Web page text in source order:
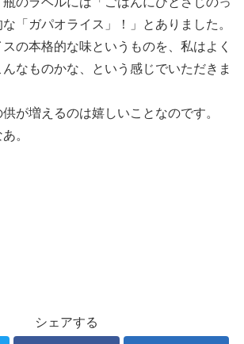
「ガパオライス」！」とありました。
の本格的な味というものを、私はよく
なものかな、という感じでいただきま
が増えるのは嬉しいことなのです。
。
シェアする